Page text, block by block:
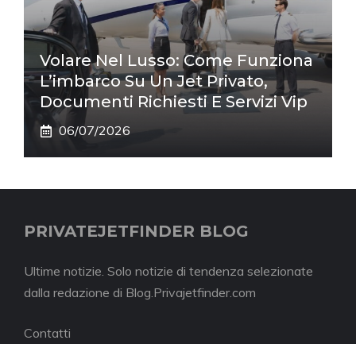
Volare Nel Lusso: Come Funziona
L’imbarco Su Un Jet Privato,
Documenti Richiesti E Servizi Vip
06/07/2026
PRIVATEJETFINDER BLOG
Ultime notizie. Solo notizie di tendenza selezionate
dalla redazione di Blog.Privajetfinder.com
Contatti